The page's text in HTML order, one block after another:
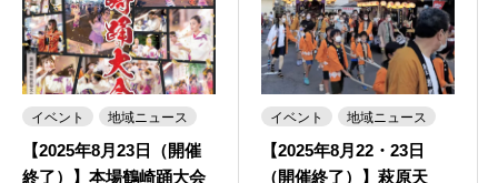
イベント 地域ニュース
【2025年8月23日（開催
終了）】本場鶴崎踊大会
イベント 地域ニュース
【2025年8月22・23日
（開催終了）】萩原天